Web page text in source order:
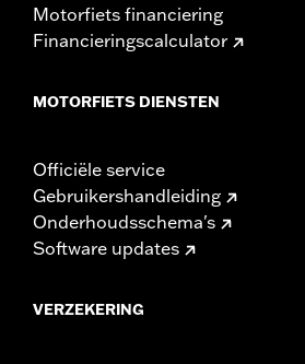
Motorfiets financiering
Financieringscalculator
MOTORFIETS DIENSTEN
Officiële service
Gebruikershandleiding
Onderhoudsschema's
Software updates
VERZEKERING